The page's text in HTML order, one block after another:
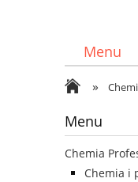
Menu
»
Menu
Chemia
Chemia i